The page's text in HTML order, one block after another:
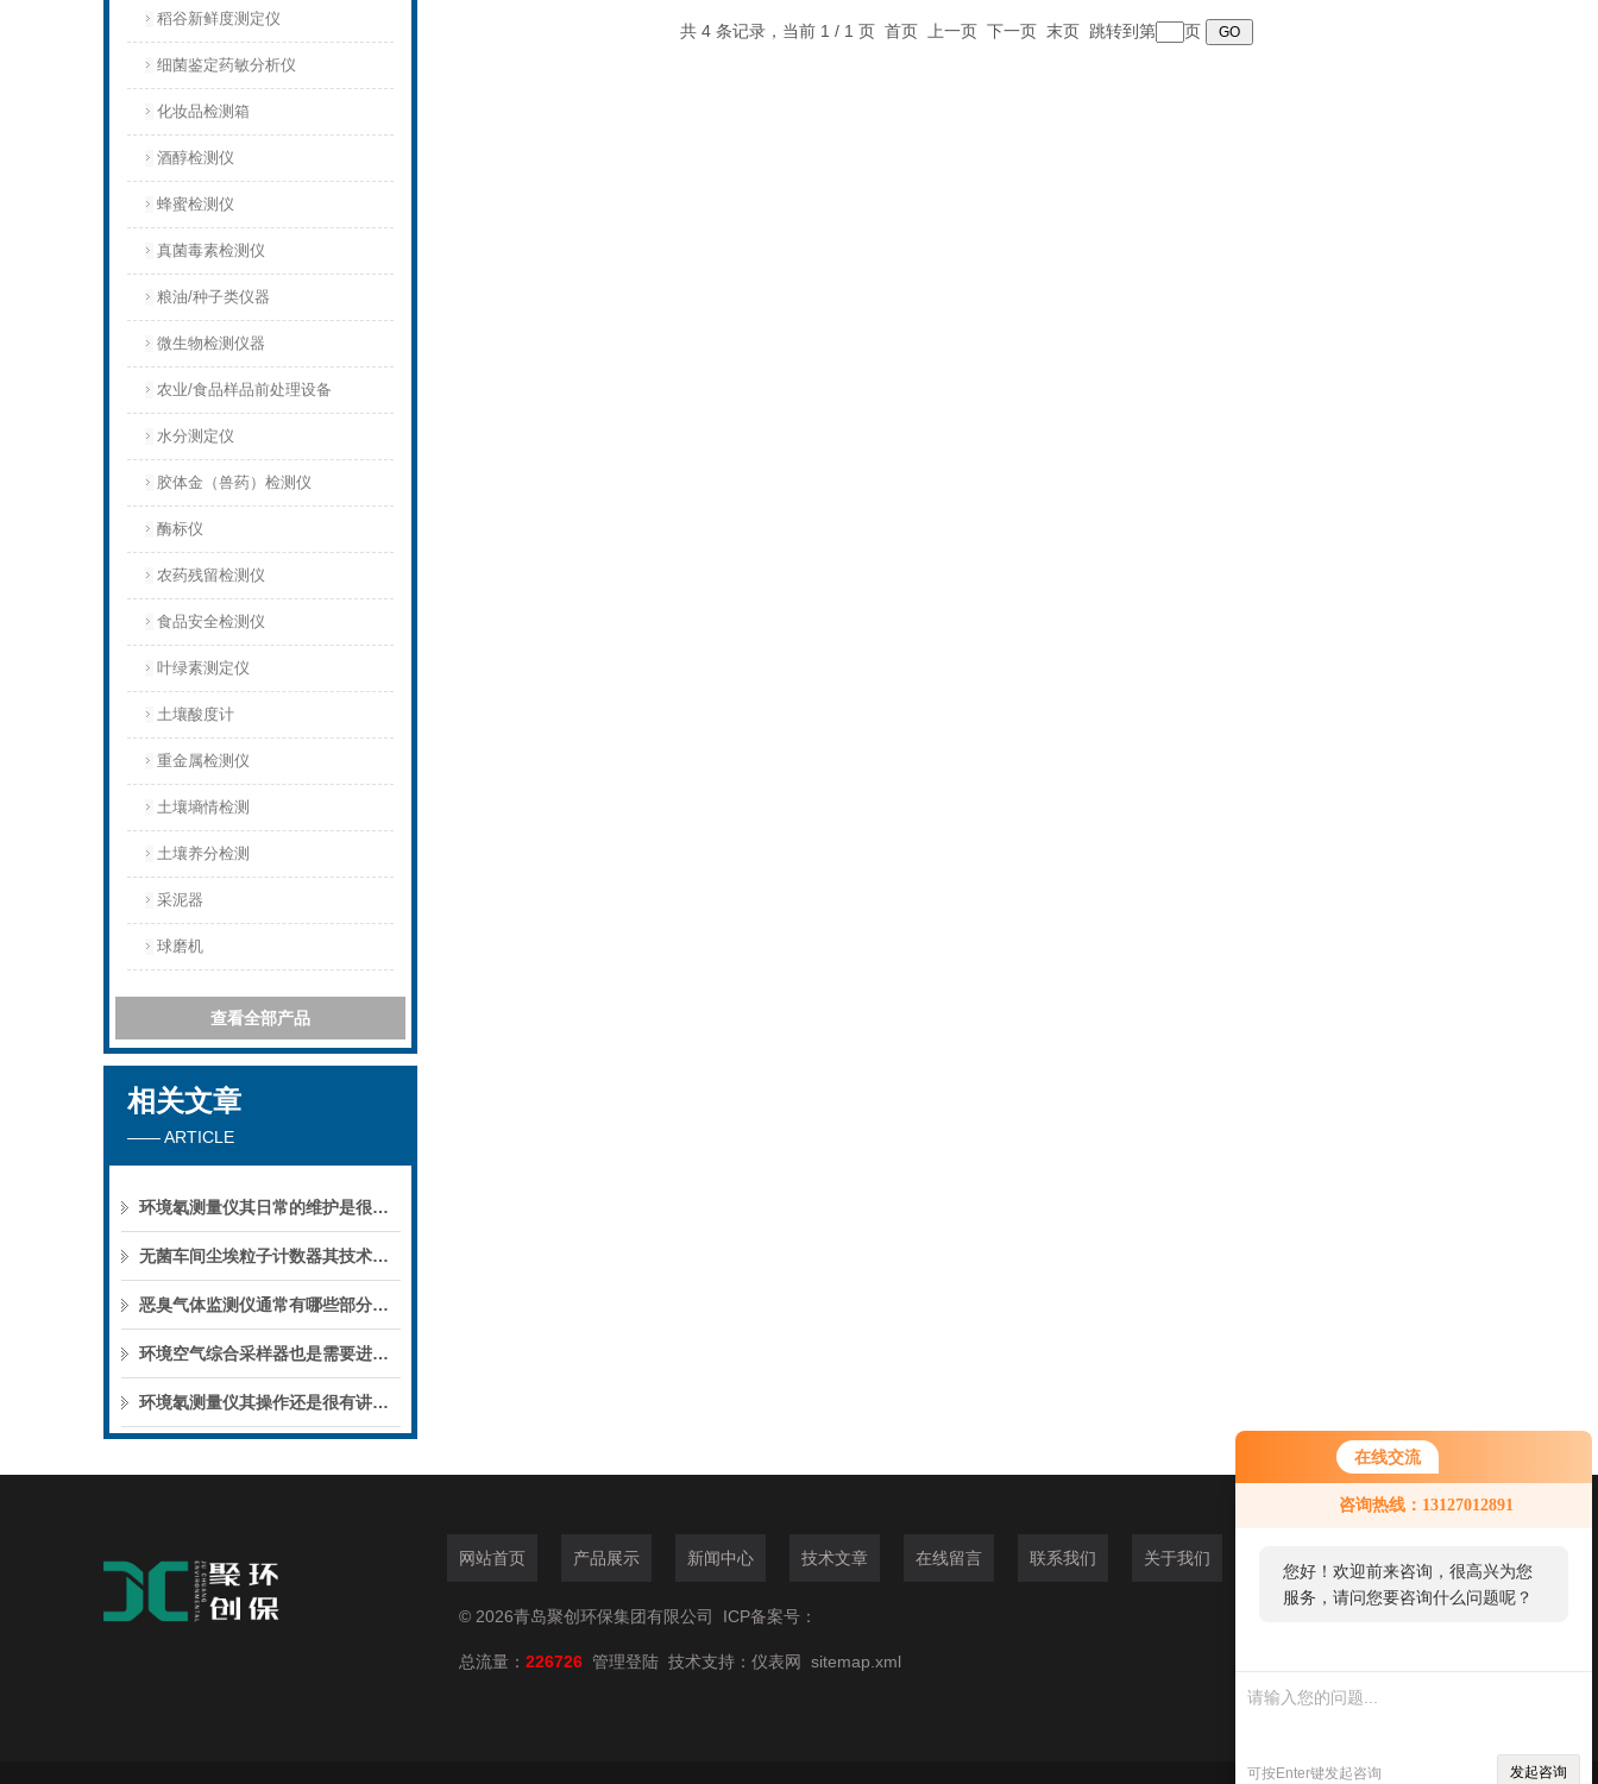
在线交流
咨询热线：13127012891
您好！欢迎前来咨询，很高兴为您
服务，请问您要咨询什么问题呢？
了需求产品，您可以直接在线与我
联系！
可按Enter键发起咨询 发起咨询
稻谷新鲜度测定仪
细菌鉴定药敏分析仪
化妆品检测箱
酒醇检测仪
蜂蜜检测仪
真菌毒素检测仪
粮油/种子类仪器
微生物检测仪器
农业/食品样品前处理设备
水分测定仪
胶体金（兽药）检测仪
酶标仪
农药残留检测仪
食品安全检测仪
叶绿素测定仪
土壤酸度计
重金属检测仪
土壤墒情检测
土壤养分检测
采泥器
球磨机
查看全部产品
相关文章
—— ARTICLE
环境氡测量仪其日常的维护是很有讲究的
无菌车间尘埃粒子计数器其技术特点体现在哪几方面呢？
恶臭气体监测仪通常有哪些部分组成的呢？
环境空气综合采样器也是需要进行定期维护的
环境氡测量仪其操作还是很有讲究的
共 4 条记录，当前 1 / 1 页 首页 上一页 下一页 末页 跳转到第 页
网站首页 产品展示 新闻中心 技术文章 在线留言 联系我们 关于我们
© 2026青岛聚创环保集团有限公司 ICP备案号：
总流量： 226726 管理登陆 技术支持： 仪表网 sitemap.xml